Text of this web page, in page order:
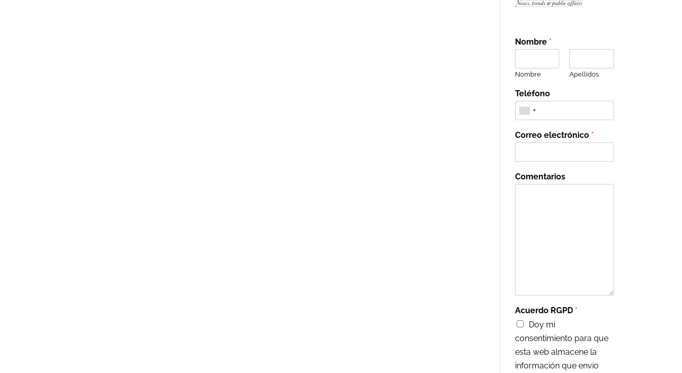
Nombre *
Nombre Apellidos
Teléfono
Correo electrónico *
Comentarios
Acuerdo RGPD *
Doy mi
consentimiento para que
esta web almacene la
información que envío